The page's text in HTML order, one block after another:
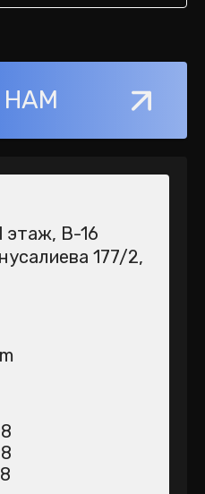
этаж, В-16
177/2,